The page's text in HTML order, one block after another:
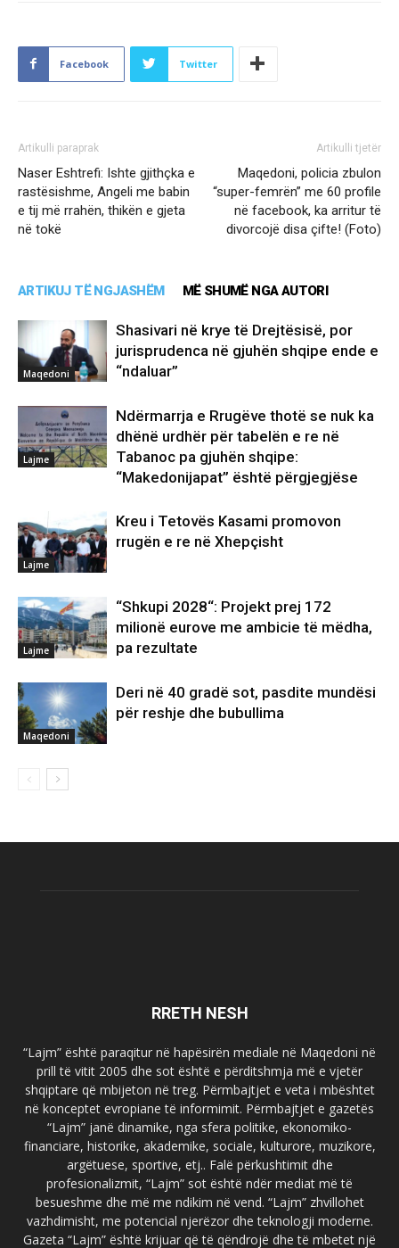
Facebook Twitter
Artikulli paraprak
Naser Eshtrefi: Ishte gjithçka e
rastësishme, Angeli me babin
e tij më rrahën, thikën e gjeta
në tokë
Artikulli tjetër
Maqedoni, policia zbulon
“super-femrën” me 60 profile
në facebook, ka arritur të
divorcojë disa çifte! (Foto)
ARTIKUJ TË NGJASHËM MË SHUMË NGA AUTORI
Maqedoni
Shasivari në krye të Drejtësisë, por
jurisprudenca në gjuhën shqipe ende e
“ndaluar”
Lajme
Ndërmarrja e Rrugëve thotë se nuk ka
dhënë urdhër për tabelën e re në
Tabanoc pa gjuhën shqipe:
“Makedonijapat” është përgjegjëse
Lajme
Kreu i Tetovës Kasami promovon
rrugën e re në Xhepçisht
Lajme
“Shkupi 2028“: Projekt prej 172
milionë eurove me ambicie të mëdha,
pa rezultate
Maqedoni
Deri në 40 gradë sot, pasdite mundësi
për reshje dhe bubullima
RRETH NESH
“Lajm” është paraqitur në hapësirën mediale në Maqedoni në
prill të vitit 2005 dhe sot është e përditshmja më e vjetër
shqiptare që mbijeton në treg. Përmbajtjet e veta i mbështet
në konceptet evropiane të informimit. Përmbajtjet e gazetës
“Lajm” janë dinamike, nga sfera politike, ekonomiko-
financiare, historike, akademike, sociale, kulturore, muzikore,
argëtuese, sportive, etj.. Falë përkushtimit dhe
profesionalizmit, “Lajm” sot është ndër mediat më të
besueshme dhe më me ndikim në vend. “Lajm” zhvillohet
vazhdimisht, me potencial njerëzor dhe teknologji moderne.
Gazeta “Lajm” është krijuar që të qëndrojë dhe të mbetet një